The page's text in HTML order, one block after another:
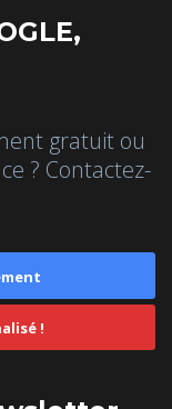
gratuit ou
? Contactez-
!